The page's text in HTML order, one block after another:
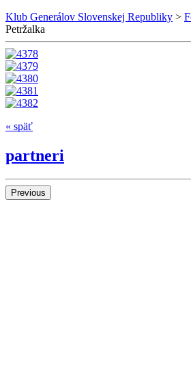
Klub Generálov Slovenskej Republiky >
Petržalka
« späť
partneri
Previous